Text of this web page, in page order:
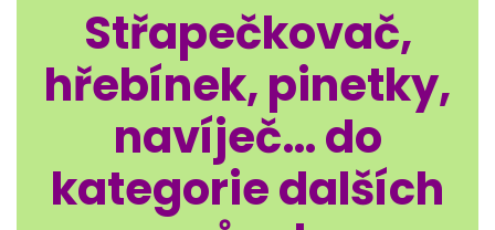
Střapečkovač,
hřebínek, pinetky,
navíječ… do
kategorie dalších